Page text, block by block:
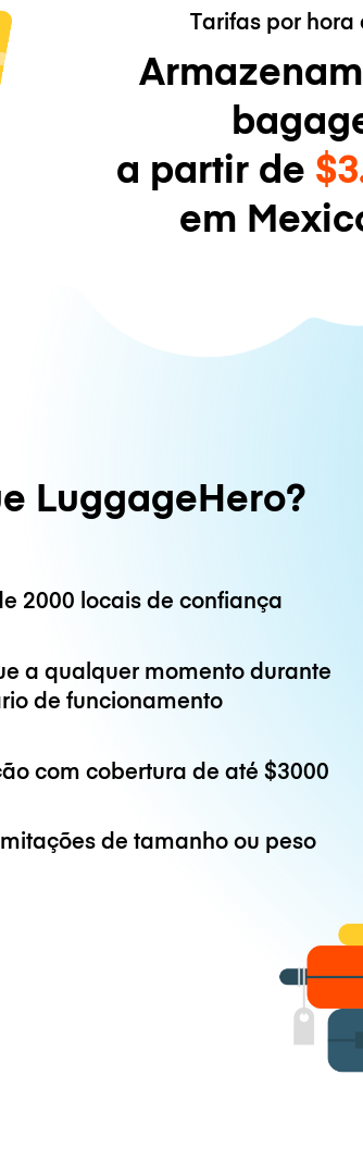
Tarifas por hora
a partir de
em
LuggageHero?
2000 locais de confiança
a qualquer momento durante
de funcionamento
com cobertura de até$3000
de tamanho ou peso